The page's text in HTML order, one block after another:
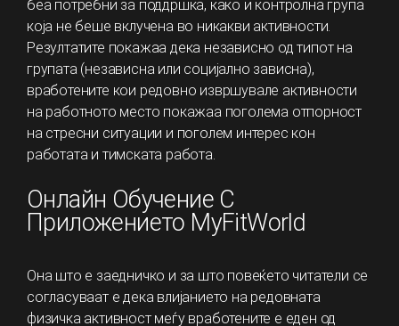
беа потребни за поддршка, како и контролна група
која не беше вклучена во никакви активности.
Резултатите покажаа дека независно од типот на
групата (независна или социјално зависна),
вработените кои редовно извршувале активности
на работното место покажаа поголема отпорност
на стресни ситуации и поголем интерес кон
работата и тимската работа.
Онлайн Обучение С
Приложението MyFitWorld
Она што е заедничко и за што повеќето читатели се
согласуваат е дека влијанието на редовната
физичка активност меѓу вработените е еден од